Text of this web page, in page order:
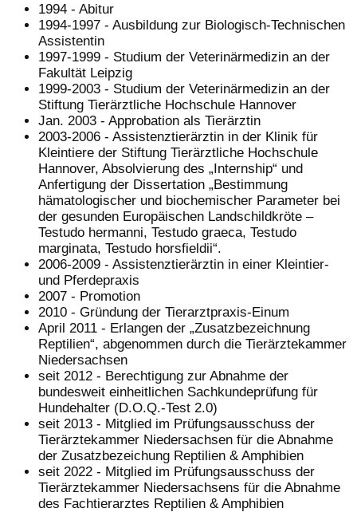
1994 - Abitur
1994-1997 - Ausbildung zur Biologisch-Technischen
Assistentin
1997-1999 - Studium der Veterinärmedizin an der
Fakultät Leipzig
1999-2003 - Studium der Veterinärmedizin an der
Stiftung Tierärztliche Hochschule Hannover
Jan. 2003 - Approbation als Tierärztin
2003-2006 - Assistenztierärztin in der Klinik für
Kleintiere der Stiftung Tierärztliche Hochschule
Hannover, Absolvierung des „Internship“ und
Anfertigung der Dissertation „Bestimmung
hämatologischer und biochemischer Parameter bei
der gesunden Europäischen Landschildkröte –
Testudo hermanni, Testudo graeca, Testudo
marginata, Testudo horsfieldii“.
2006-2009 - Assistenztierärztin in einer Kleintier-
und Pferdepraxis
2007 - Promotion
2010 - Gründung der Tierarztpraxis-Einum
April 2011 - Erlangen der „Zusatzbezeichnung
Reptilien“, abgenommen durch die Tierärztekammer
Niedersachsen
seit 2012 - Berechtigung zur Abnahme der
bundesweit einheitlichen Sachkundeprüfung für
Hundehalter (D.O.Q.-Test 2.0)
seit 2013 - Mitglied im Prüfungsausschuss der
Tierärztekammer Niedersachsen für die Abnahme
der Zusatzbezeichung Reptilien & Amphibien
seit 2022 - Mitglied im Prüfungsausschuss der
Tierärztekammer Niedersachsens für die Abnahme
des Fachtierarztes Reptilien & Amphibien